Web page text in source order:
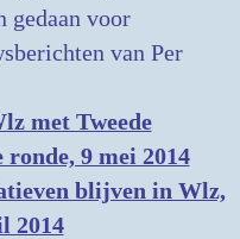
gedaan voor
van Per
met Tweede
9 mei 2014
blijven in Wlz,
2014